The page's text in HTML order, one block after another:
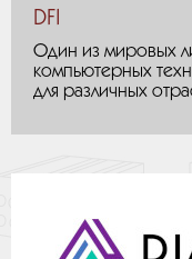
DFI
Один из мировых
компьютерных
для различных